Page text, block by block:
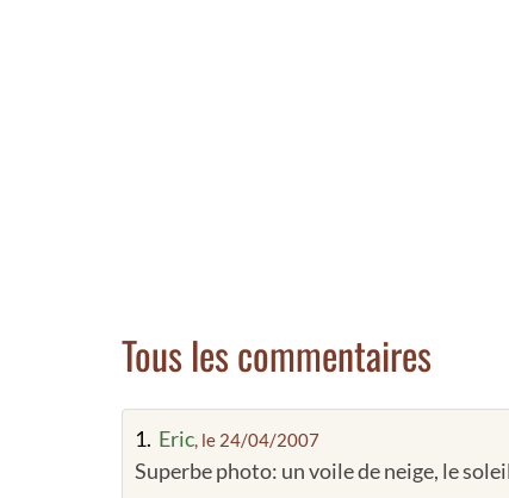
Tous les commentaires
1. Eric, le 24/04/2007
Superbe photo: un voile de neige, le